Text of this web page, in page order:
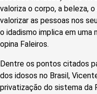
valoriza o corpo, a beleza,
valorizar as pessoas nos
o idadismo implica em uma
opina Faleiros.
Dentre os pontos citados
dos idosos no Brasil,
privatização do sistema da